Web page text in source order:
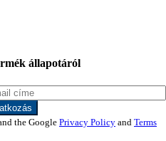
állapotáról
the Google Privacy Policy and Terms